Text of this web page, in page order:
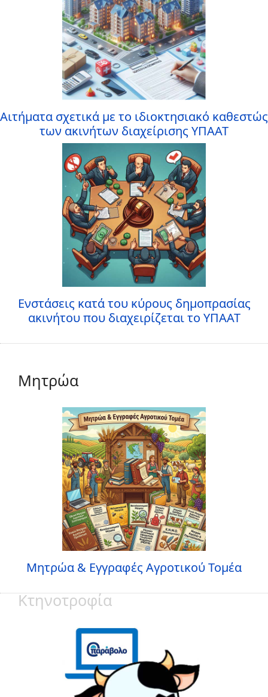
Αιτήματα σχετικά με το ιδιοκτησιακό καθεστώς
των ακινήτων διαχείρισης ΥΠΑΑΤ
Ενστάσεις κατά του κύρους δημοπρασίας
ακινήτου που διαχειρίζεται το ΥΠΑΑΤ
Μητρώα
Μητρώα & Εγγραφές Αγροτικού Τομέα
Κτηνοτροφία